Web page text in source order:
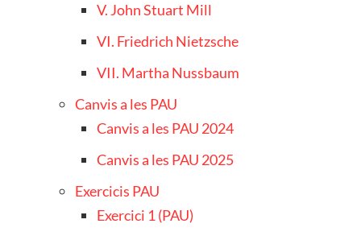
V. John Stuart Mill
VI. Friedrich Nietzsche
VII. Martha Nussbaum
Canvis a les PAU
Canvis a les PAU 2024
Canvis a les PAU 2025
Exercicis PAU
Exercici 1 (PAU)